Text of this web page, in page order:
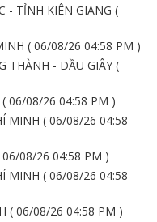
- TỈNH KIÊN GIANG (
( 06/08/26 04:58 PM )
THÀNH - DẦU GIÂY (
06/08/26 04:58 PM )
MINH ( 06/08/26 04:58
08/26 04:58 PM )
MINH ( 06/08/26 04:58
( 06/08/26 04:58 PM )